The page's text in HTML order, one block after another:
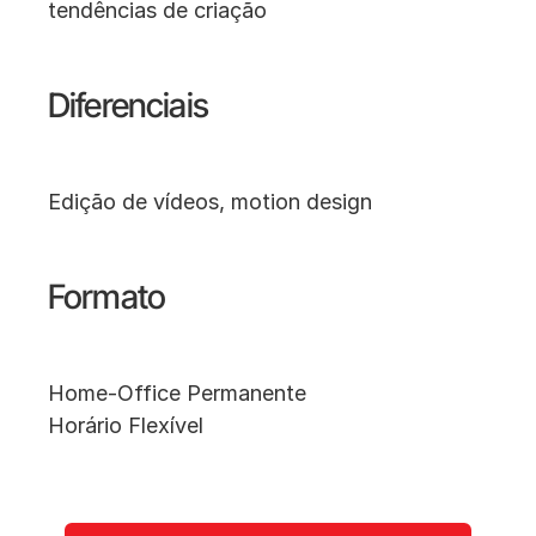
tendências de criação
Diferenciais
Edição de vídeos, motion design
Formato
Home-Office Permanente
Horário Flexível